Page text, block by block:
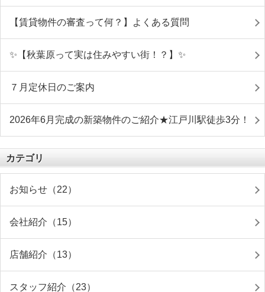
【賃貸物件の審査って何？】よくある質問
✨【秋葉原って実は住みやすい街！？】✨
７月定休日のご案内
2026年6月完成の新築物件のご紹介★江戸川駅徒歩3分！
カテゴリ
お知らせ（22）
会社紹介（15）
店舗紹介（13）
スタッフ紹介（23）